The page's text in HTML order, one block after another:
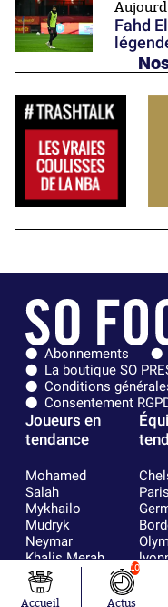
Fahd
Abonnements
La boutique SO
Conditions
Consentement
Joueurs en
tendance
Mohamed
Salah
Mykhailo
Mudryk
Neymar
Khalis Merah
Loïs Openda
Moussa
FIFA
Accueil
10
Actus